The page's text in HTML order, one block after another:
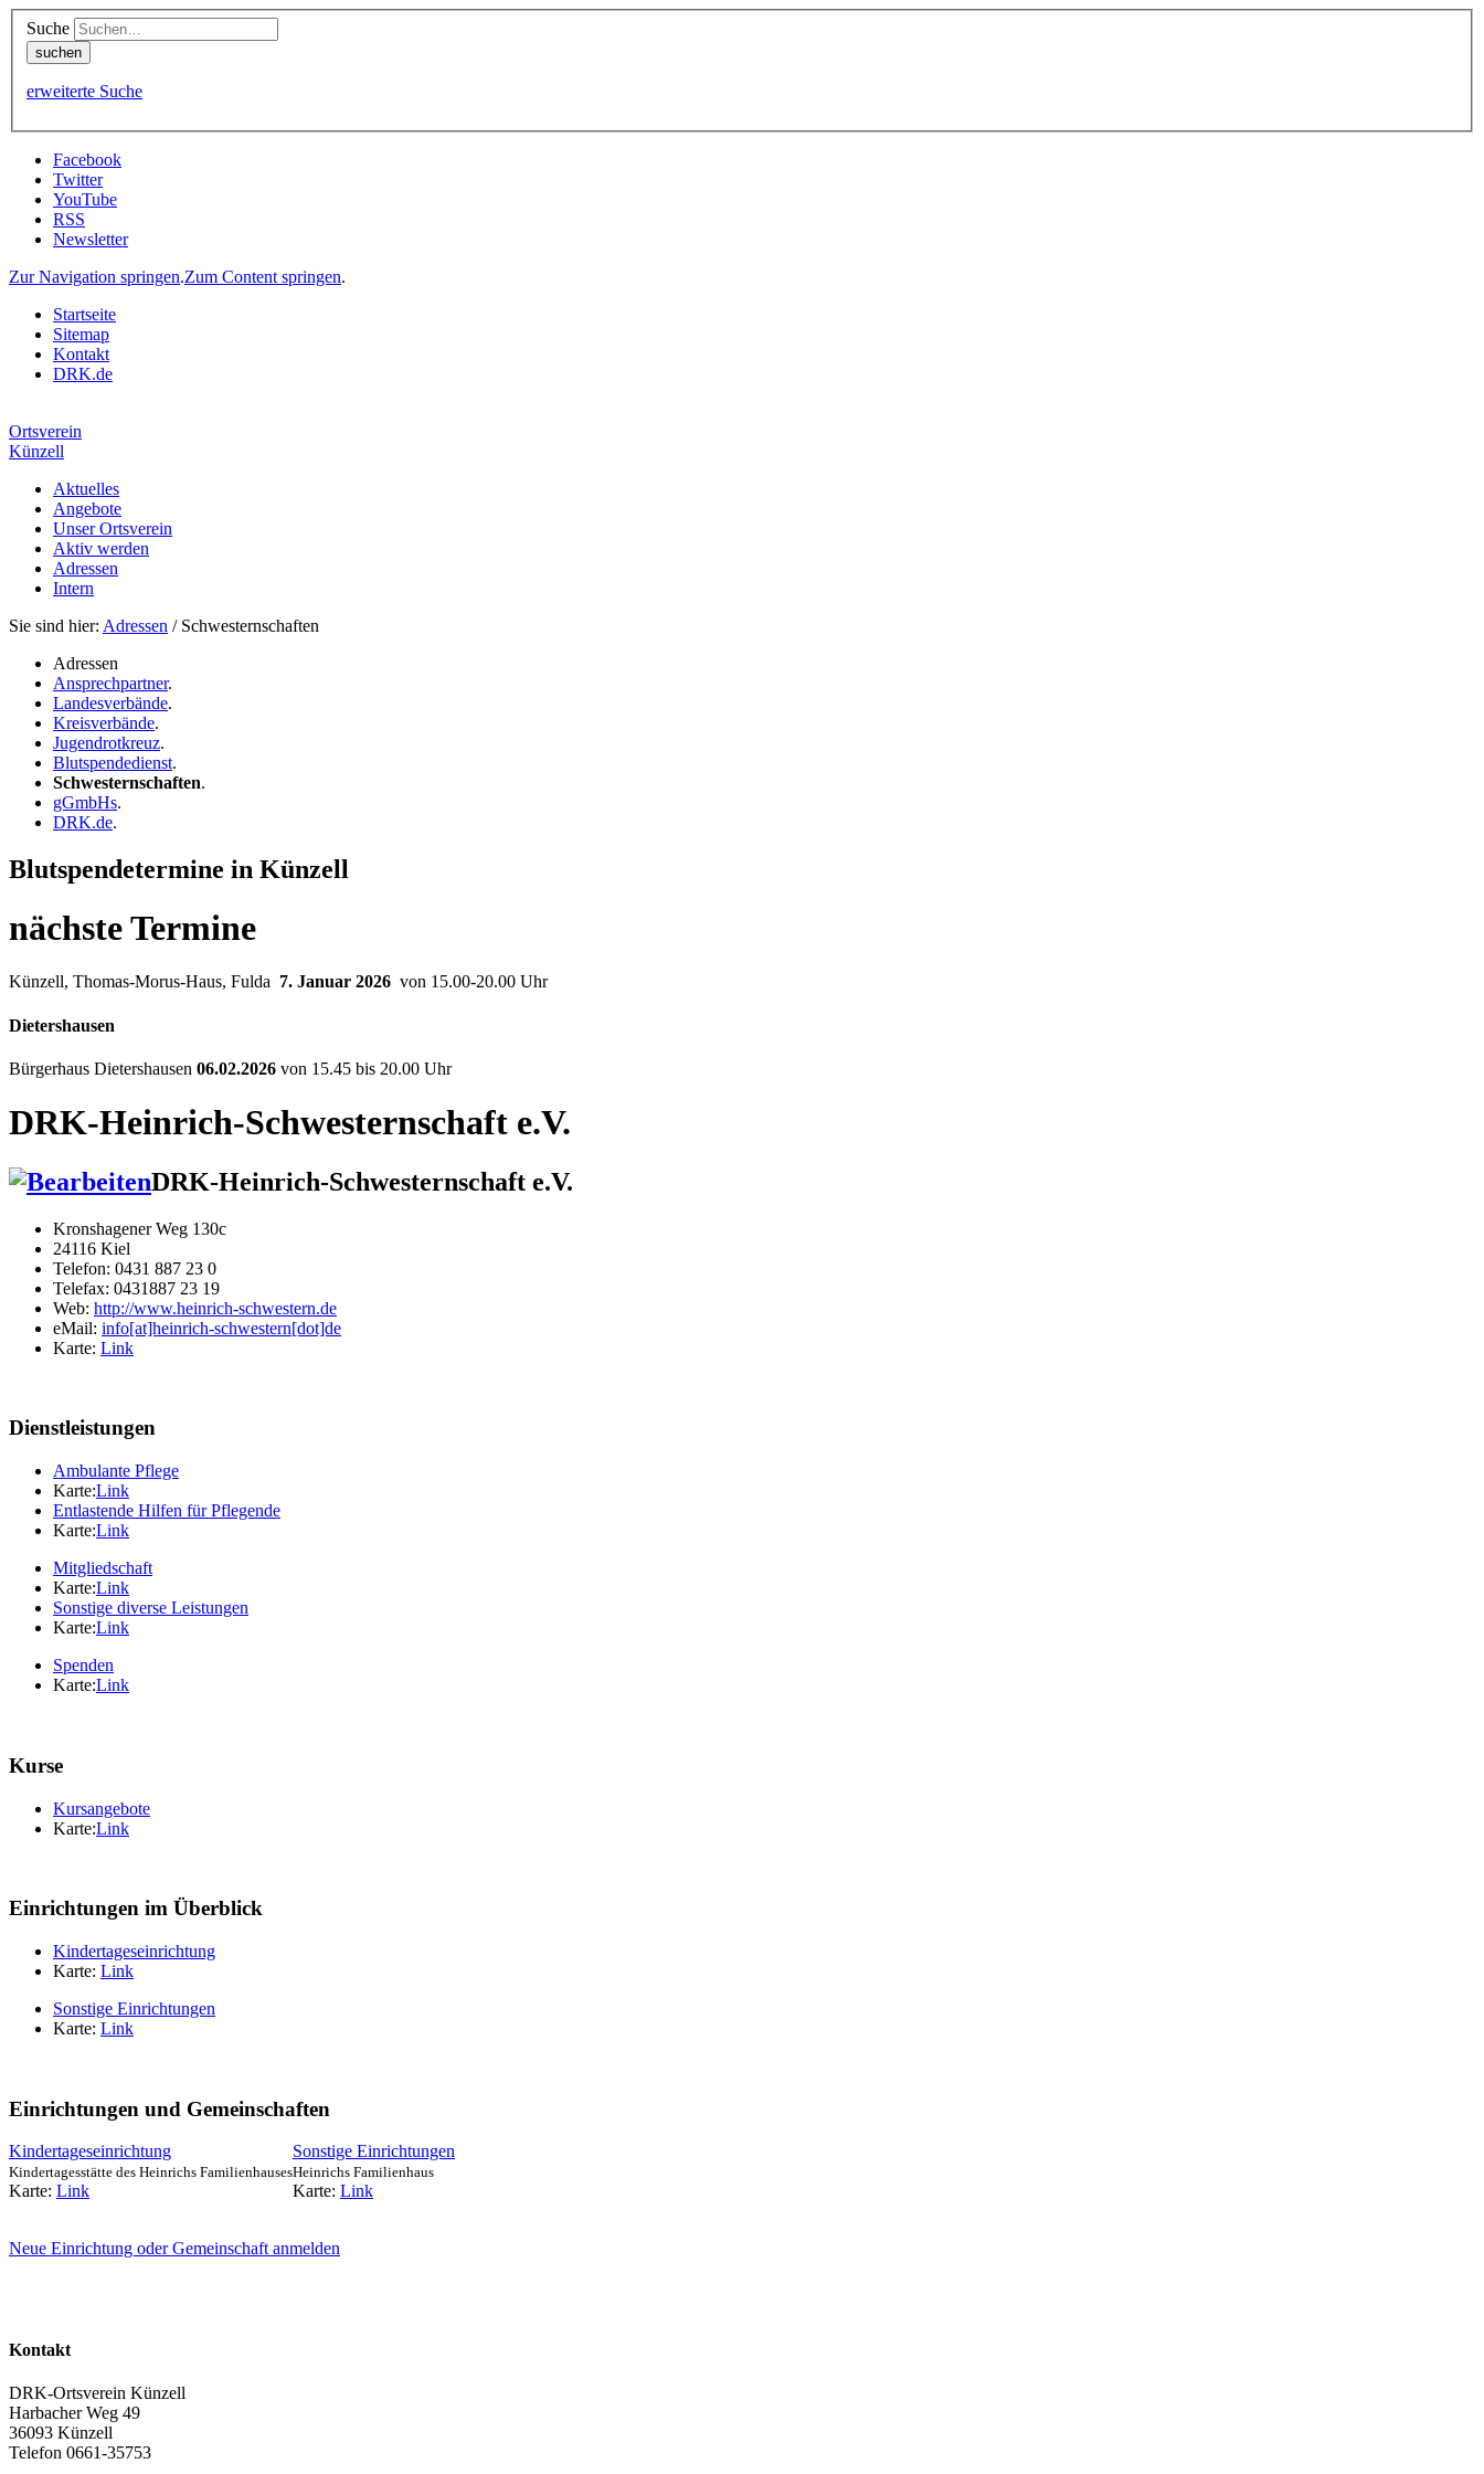
Suche
erweiterte Suche
Facebook
Twitter
YouTube
RSS
Newsletter
Zur Navigation springen.Zum Content springen.
Startseite
Sitemap
Kontakt
DRK.de
Ortsverein
Künzell
Aktuelles
Angebote
Unser Ortsverein
Aktiv werden
Adressen
Intern
Sie sind hier: Adressen / Schwesternschaften
Adressen
Ansprechpartner.
Landesverbände.
Kreisverbände.
Jugendrotkreuz.
Blutspendedienst.
Schwesternschaften.
gGmbHs.
DRK.de.
Blutspendetermine in Künzell
nächste Termine
Künzell, Thomas-Morus-Haus, Fulda 7. Januar 2026 von 15.00-20.00 Uhr
Dietershausen
Bürgerhaus Dietershausen 06.02.2026 von 15.45 bis 20.00 Uhr
DRK-Heinrich-Schwesternschaft e.V.
DRK-Heinrich-Schwesternschaft e.V.
Kronshagener Weg 130c
24116 Kiel
Telefon: 0431 887 23 0
Telefax: 0431887 23 19
Web: http://www.heinrich-schwestern.de
eMail: info[at]heinrich-schwestern[dot]de
Karte: Link
Dienstleistungen
Ambulante Pflege
Karte:Link
Entlastende Hilfen für Pflegende
Karte:Link
Mitgliedschaft
Karte:Link
Sonstige diverse Leistungen
Karte:Link
Spenden
Karte:Link
Kurse
Kursangebote
Karte:Link
Einrichtungen im Überblick
Kindertageseinrichtung
Karte: Link
Sonstige Einrichtungen
Karte: Link
Einrichtungen und Gemeinschaften
Kindertageseinrichtung
Kindertagesstätte des Heinrichs Familienhauses
Karte: Link
Sonstige Einrichtungen
Heinrichs Familienhaus
Karte: Link
Neue Einrichtung oder Gemeinschaft anmelden
Kontakt
DRK-Ortsverein Künzell
Harbacher Weg 49
36093 Künzell
Telefon 0661-35753